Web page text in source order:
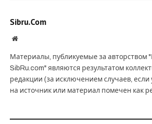
Sibru.Com
Website
Материалы, публикуемые за авторством
SibRu.com" являются результатом
редакции (за исключением случаев, если
на источник или материал помечен как